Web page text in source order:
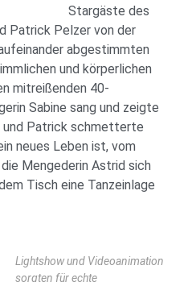
Stargäste des
Patrick Pelzer von der
abgestimmten
und körperlichen
mitreißenden 40-
Sabine sang und zeigte
und Patrick schmetterte
neues Leben ist, vom
Mengederin Astrid sich
Tisch eine Tanzeinlage
Lightshow und Videoanimation
sorgten für echte